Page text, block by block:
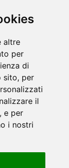
altre
per
di
sito, per
il
e per
i nostri
2025: al
mercato, musica
Week con un
il
evento unico
ospiti
mestiere del